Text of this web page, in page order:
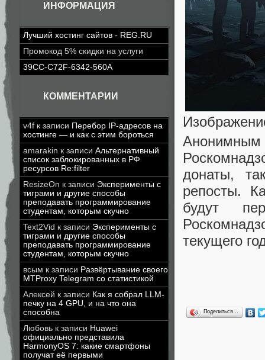
ИНФОРМАЦИЯ
Лучший хостинг сайтов - REG.RU
Промокод 5% скидки на услуги
39CC-C72F-6342-560A
КОММЕНТАРИИ
v4f к записи Перебор IP-адресов на
хостинге — и как с этим бороться
amarakin к записи Альтернативный
список заблокированных в РФ
ресурсов Re:filter
ResizeOn к записи Эксперименты с
тиграми и другие способы
преподавать программирование
студентам, которым скучно
Text2Vid к записи Эксперименты с
тиграми и другие способы
преподавать программирование
студентам, которым скучно
всым к записи Развёртывание своего
MTProxy Telegram со статистикой
Алексей к записи Как я собрал LLM-
печку на 4 GPU, и на что она
способна
Любовь к записи Huawei
официально представила
HarmonyOS 7: какие смартфоны
получат её первыми
донаты,
репосты.
будут
текущего
Поделиться…